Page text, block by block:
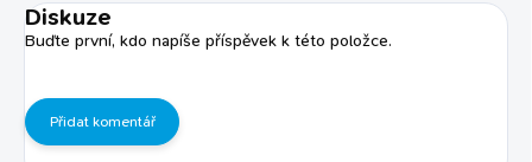
Diskuze
Buďte první, kdo napíše příspěvek k této položce.
Přidat komentář